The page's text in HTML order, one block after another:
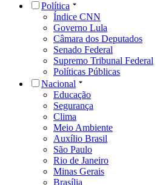
Política
Índice CNN
Governo Lula
Câmara dos Deputados
Senado Federal
Supremo Tribunal Federal
Políticas Públicas
Nacional
Educação
Segurança
Clima
Meio Ambiente
Auxílio Brasil
São Paulo
Rio de Janeiro
Minas Gerais
Brasília